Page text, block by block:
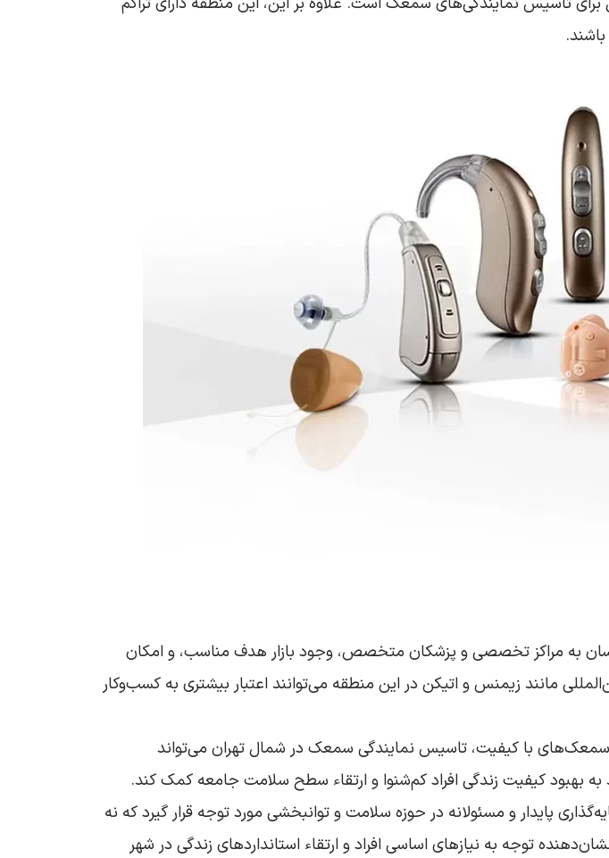
به مراکز تخصصی و پزشکان متخصص، وجود بازار هدف مناسب، و امکان
مانند زیمنس و اتیکن در این منطقه می‌توانند اعتبار بیشتری به کسب‌وکار
سمعک‌های با کیفیت، تاسیس نمایندگی سمعک در شمال تهران می‌تواند
به بهبود کیفیت زندگی افراد کم‌شنوا و ارتقاء سطح سلامت جامعه کمک کند.
پایدار و مسئولانه در حوزه سلامت و توانبخشی مورد توجه قرار گیرد که نه
توجه به نیازهای اساسی افراد و ارتقاء استانداردهای زندگی در شهر